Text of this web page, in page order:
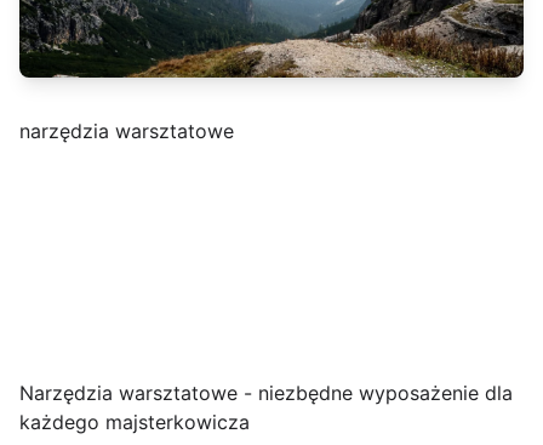
narzędzia warsztatowe
Narzędzia warsztatowe - niezbędne wyposażenie dla
każdego majsterkowicza